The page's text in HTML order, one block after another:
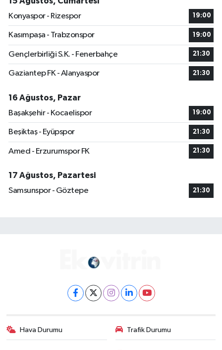
Konyaspor - Rizespor
19:00
Kasımpaşa - Trabzonspor 19:00
Gençlerbirliği S.K. - Fenerbahçe 21:30
Gaziantep FK - Alanyaspor 21:30
16 Ağustos, Pazar
Başakşehir - Kocaelispor
19:00
Beşiktaş - Eyüpspor 21:30
Amed - Erzurumspor FK 21:30
17 Ağustos, Pazartesi
Samsunspor - Göztepe
21:30
Hava Durumu Trafik Durumu